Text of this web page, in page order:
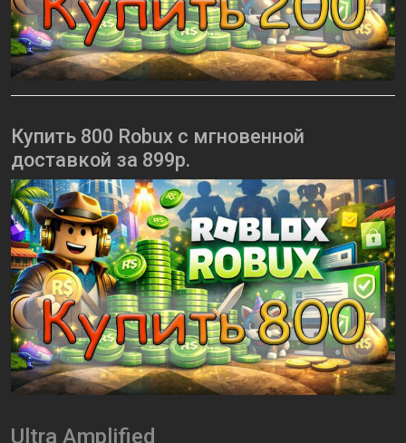
Купить 800 Robux с мгновенной
доставкой за 899р.
Ultra Amplified